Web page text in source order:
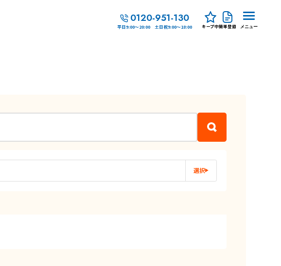
0120-951-130
平日9:00～20:00 土日祝9:00～18:00 キープ中簡単登録 メニュー
選択